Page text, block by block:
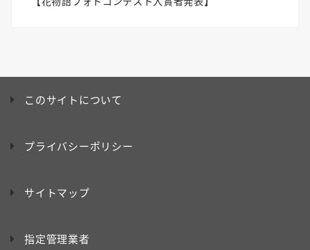
このサイトについて
プライバシーポリシー
サイトマップ
指定管理業者